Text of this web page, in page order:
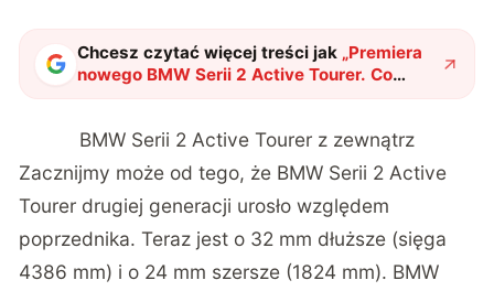
Chcesz czytać więcej treści jak „Premiera
nowego BMW Serii 2 Active Tourer. Co
przyniosła druga generacja MPV
BMW Serii 2 Active Tourer z zewnątrz
Zacznijmy może od tego, że BMW Serii 2 Active
Tourer drugiej generacji urosło względem
poprzednika. Teraz jest o 32 mm dłuższe (sięga
4386 mm) i o 24 mm szersze (1824 mm). BMW